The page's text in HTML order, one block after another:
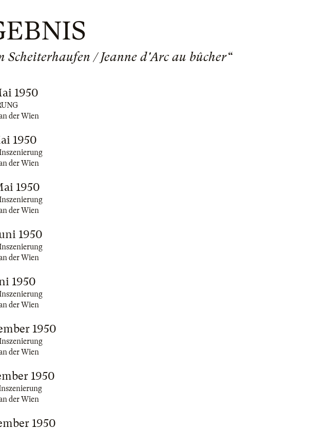
/ Jeanne d'Arc au bûcher“
1950
der Wien
1950
der Wien
1950
der Wien
1950
der Wien
1950
der Wien
1950
der Wien
1950
der Wien
1950